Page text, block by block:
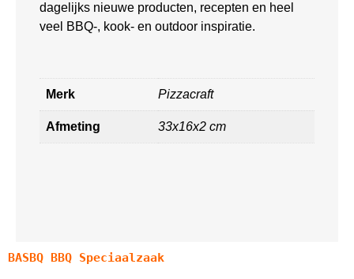
dagelijks nieuwe producten, recepten en heel
veel BBQ-, kook- en outdoor inspiratie.
Merk Pizzacraft
Afmeting 33x16x2 cm
BASBQ BBQ Speciaalzaak